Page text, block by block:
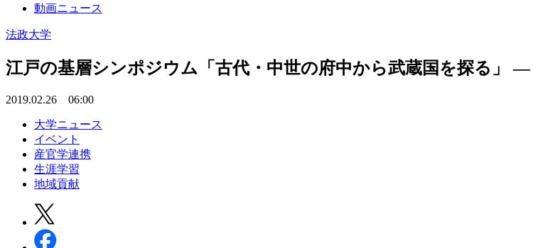
動画ニュース
法政大学
江戸の基層シンポジウム「古代・中世の府中から武蔵国を探る」
2019.02.26 06:00
大学ニュース
イベント
産官学連携
生涯学習
地域貢献